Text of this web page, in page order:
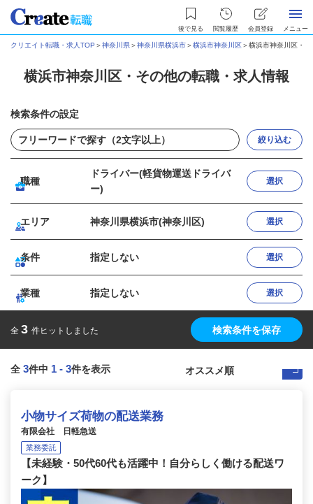
後で見る 閲覧履歴 会員登録 メニュー
クリエイト転職・求人TOP ＞神奈川県＞神奈川県横浜市＞横浜市神奈川区＞横浜市神奈川区・
横浜市神奈川区・その他の転職・求人情報
検索条件の設定
絞り込む
職種
ドライバー(軽貨物運送ドライバ
ー)
選択
エリア 神奈川県横浜市(神奈川区) 選択
条件 指定しない 選択
業種 指定しない 選択
全 3 件ヒットしました 検索条件を保存
全 3件中 1 - 3件を表示
小物サイズ荷物の配送業務
有限会社 日軽急送
業務委託
【未経験・50代60代も活躍中！自分らしく働ける配送ワ
ーク】